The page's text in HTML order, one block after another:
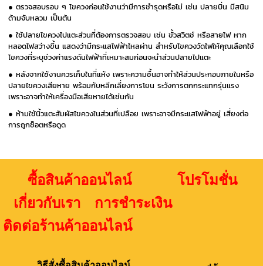
● ตรวจสอบรอบ ๆ ไขควงก่อนใช้งานว่ามีการชำรุดหรือไม่ เช่น ปลายบิ่น มีสนิม
ด้ามจับหลวม เป็นต้น
● ใช้ปลายไขควงไปแตะส่วนที่ต้องการตรวจสอบ เช่น ขั้วสวิตช์ หรือสายไฟ หาก
หลอดไฟสว่างขึ้น แสดงว่ามีกระแสไฟฟ้าไหลผ่าน สำหรับไขควงวัดไฟให้คุณเลือกใช้
ไขควงที่ระบุช่วงค่าแรงดันไฟฟ้าที่เหมาะสมก่อนจะนำส่วนปลายไปแตะ
● หลังจากใช้งานควรเก็บในที่แห้ง เพราะความชื้นอาจทำให้ส่วนประกอบภายในหรือ
ปลายไขควงเสียหาย พร้อมกับหลีกเลี่ยงการโยน ระวังการตกกระแทกรุ่นแรง
เพราะอาจทำให้เครื่องมือเสียหายได้เช่นกัน
● ห้ามใช้นิ้วแตะสัมผัสไขควงในส่วนที่เปลือย เพราะอาจมีกระแสไฟฟ้าอยู่ เสี่ยงต่อ
การถูกช็อตหรือดูด
ซื้อสินค้าออนไลน์ โปรโมชั่น
เกี่ยวกับเรา การชำระเงิน
ติดต่อร้านค้าออนไลน์